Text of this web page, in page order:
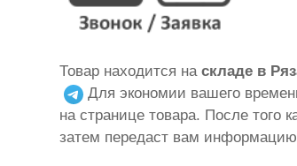
Товар находится наскладе в
Для экономии вашего
на странице товара. После того
затем передаст вам